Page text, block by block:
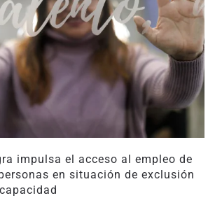
impulsa el acceso al empleo de
en situación de exclusión